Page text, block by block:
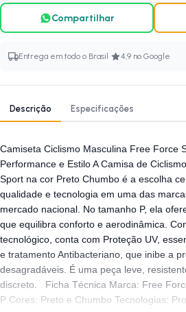
Compartilhar
Entrega em todo o Brasil · 4,9 no Google
Descrição Especificações
Camiseta Ciclismo Masculina Free Force
Performance e Estilo A Camisa de
Sport na cor Preto Chumbo é a escolha
qualidade e tecnologia em uma das
mercado nacional. No tamanho P, ela
que equilibra conforto e aerodinâmica.
tecnológico, conta com Proteção UV,
e tratamento Antibacteriano, que inibe a
desagradáveis. É uma peça leve,
discreto. Ficha Técnica Marca: Free
P Cores: Preto e Chumbo Tecnologias: